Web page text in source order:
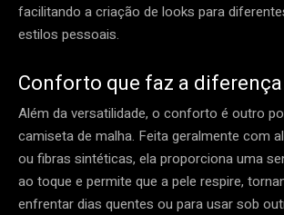
facilitando a criação de looks para
estilos pessoais.
Conforto que faz a diferença
Além da versatilidade, o conforto é outro
camiseta de malha. Feita geralmente com
ou fibras sintéticas, ela proporciona uma
ao toque e permite que a pele respire,
enfrentar dias quentes ou para usar sob